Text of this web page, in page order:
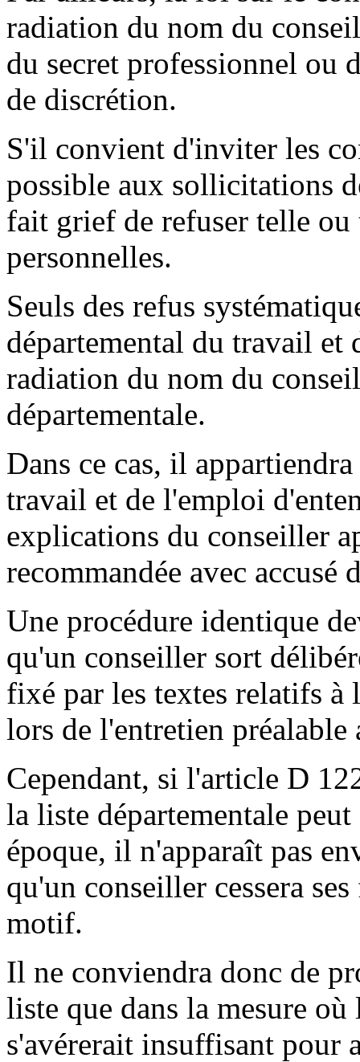
radiation du nom du
du secret professionnel ou
de discrétion.
S'il convient d'inviter les
possible aux sollicitations
fait grief de refuser telle
personnelles.
Seuls des refus
départemental du travail et
radiation du nom du
départementale.
Dans ce cas, il
travail et de l'emploi
explications du conseiller
recommandée avec accusé
Une procédure identique
qu'un conseiller sort
fixé par les textes relatifs à
lors de l'entretien préalable
Cependant, si l'article D
la liste départementale
époque, il n'apparaît pas
qu'un conseiller cessera
motif.
Il ne conviendra donc de
liste que dans la mesure
s'avérerait insuffisant pour